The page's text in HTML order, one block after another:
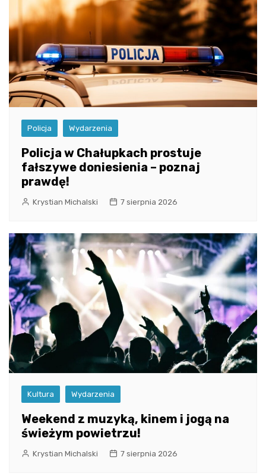
Policja Wydarzenia
Policja w Chałupkach prostuje
fałszywe doniesienia – poznaj
prawdę!
Krystian Michalski 7 sierpnia 2026
Kultura Wydarzenia
Weekend z muzyką, kinem i jogą na
świeżym powietrzu!
Krystian Michalski 7 sierpnia 2026